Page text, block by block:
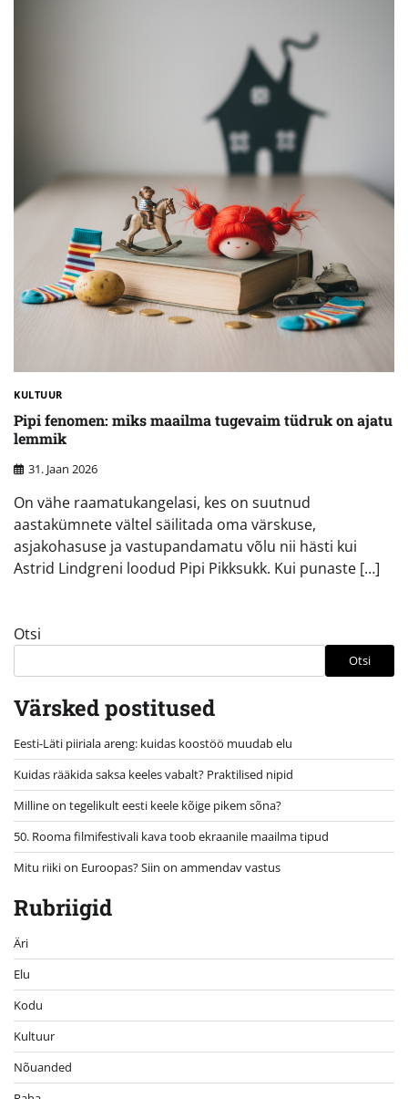
KULTUUR
Pipi fenomen: miks maailma tugevaim tüdruk on ajatu
lemmik
31. Jaan 2026
On vähe raamatukangelasi, kes on suutnud
aastakümnete vältel säilitada oma värskuse,
asjakohasuse ja vastupandamatu võlu nii hästi kui
Astrid Lindgreni loodud Pipi Pikksukk. Kui punaste […]
Otsi
Otsi
Värsked postitused
Eesti-Läti piiriala areng: kuidas koostöö muudab elu
Kuidas rääkida saksa keeles vabalt? Praktilised nipid
Milline on tegelikult eesti keele kõige pikem sõna?
50. Rooma filmifestivali kava toob ekraanile maailma tipud
Mitu riiki on Euroopas? Siin on ammendav vastus
Rubriigid
Äri
Elu
Kodu
Kultuur
Nõuanded